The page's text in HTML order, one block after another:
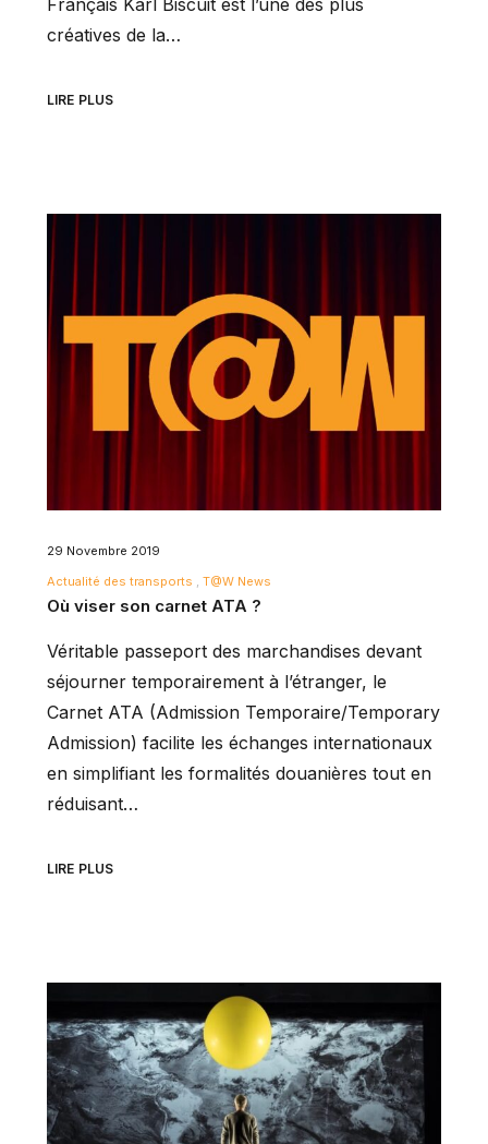
Français Karl Biscuit est l’une des plus
créatives de la…
LIRE PLUS
29 Novembre 2019
Actualité des transports
T@W News
Où viser son carnet ATA ?
Véritable passeport des marchandises devant
séjourner temporairement à l’étranger, le
Carnet ATA (Admission Temporaire/Temporary
Admission) facilite les échanges internationaux
en simplifiant les formalités douanières tout en
réduisant…
LIRE PLUS